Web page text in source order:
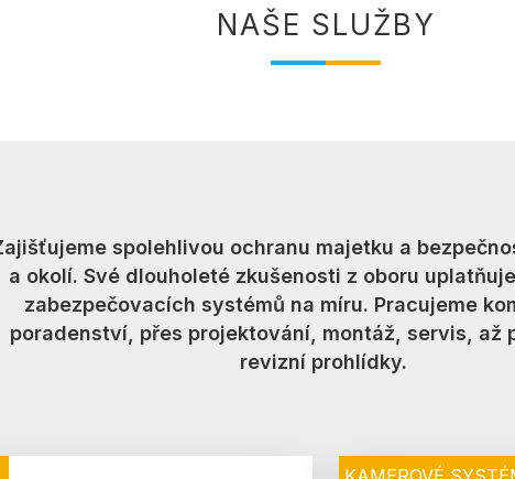
NAŠE SLUŽBY
spolehlivou ochranu majetku a
a okolí. Své dlouholeté zkušenosti z oboru
zabezpečovacích systémů na míru. Pracujeme
poradenství, přes projektování, montáž, servis, až
revizní prohlídky.